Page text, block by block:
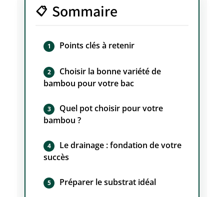
Sommaire
Points clés à retenir
Choisir la bonne variété de
bambou pour votre bac
Quel pot choisir pour votre
bambou ?
Le drainage : fondation de votre
succès
Préparer le substrat idéal